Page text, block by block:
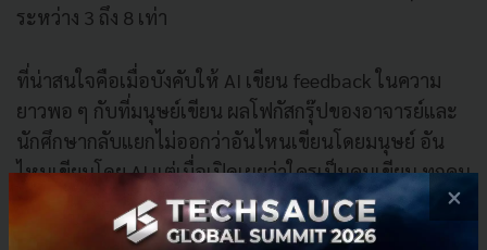
ระหว่าง 3 ถึง 8 เท่า
ที่น่าสนใจคือเมื่อบังคับให้ AI เขียน feedback ในความ
ยาวพอ ๆ กับที่มนุษย์เขียน ผลโฟกัสกรุ๊ปของอาจารย์และ
นักศึกษากลับแยกไม่ออกว่าอันไหนเขียนโดยมนุษย์ อัน
ไหนเขียนโดย AI แต่เมื่อเปิดเผยว่าใครเป็นคนเขียน ทุกคน
กลับไม่ได้ชอบ Feedback ของ AI เท่าไหร่นัก
×